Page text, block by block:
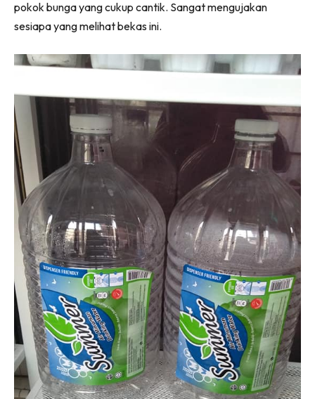
pokok bunga yang cukup cantik. Sangat mengujakan
sesiapa yang melihat bekas ini.